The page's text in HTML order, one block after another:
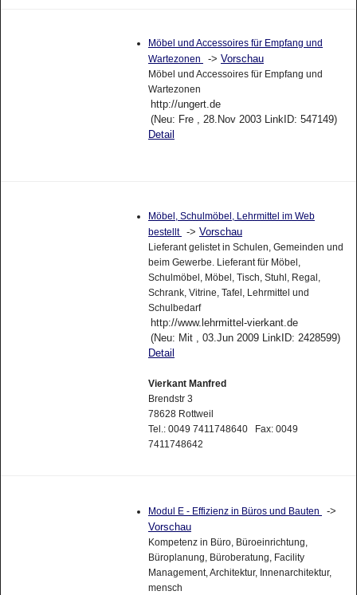
Möbel und Accessoires für Empfang und
Wartezonen
-> Vorschau
Möbel und Accessoires für Empfang und
Wartezonen
http://ungert.de
(Neu: Fre , 28.Nov 2003 LinkID: 547149)
Detail
Möbel, Schulmöbel, Lehrmittel im Web
bestellt -> Vorschau
Lieferant gelistet in Schulen, Gemeinden und
beim Gewerbe. Lieferant für Möbel,
Schulmöbel, Möbel, Tisch, Stuhl, Regal,
Schrank, Vitrine, Tafel, Lehrmittel und
Schulbedarf
http://www.lehrmittel-vierkant.de
(Neu: Mit , 03.Jun 2009 LinkID: 2428599)
Detail
Vierkant Manfred
Brendstr 3
78628 Rottweil
Tel.: 0049 7411748640 Fax: 0049
7411748642
Modul E - Effizienz in Büros und Bauten
->
Vorschau
Kompetenz in Büro, Büroeinrichtung,
Büroplanung, Büroberatung, Facility
Management, Architektur, Innenarchitektur,
mensch